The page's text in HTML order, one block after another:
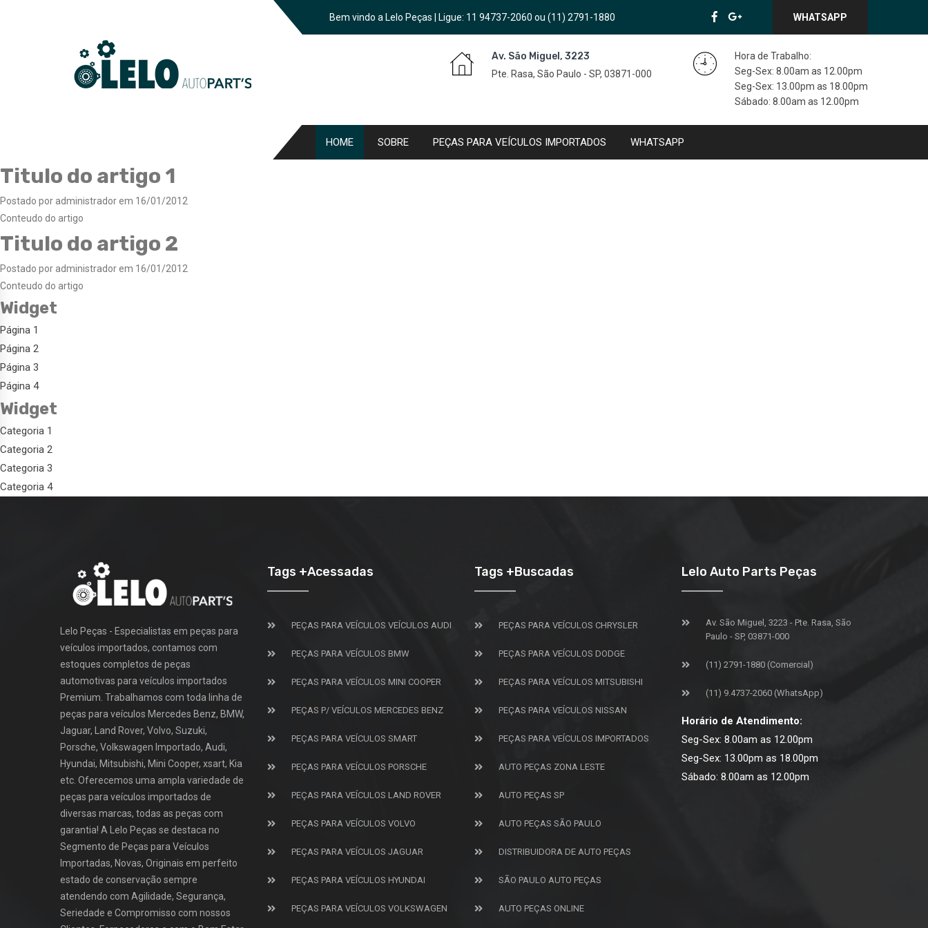
Bem vindo a Lelo Peças | Ligue: 11 94737-2060 ou (11) 2791-1880 WHATSAPP
Av. São Miguel, 3223
Pte. Rasa, São Paulo - SP, 03871-000
Hora de Trabalho:
Seg-Sex: 8.00am as 12.00pm
Seg-Sex: 13.00pm as 18.00pm
Sábado: 8.00am as 12.00pm
HOME SOBRE PEÇAS PARA VEÍCULOS IMPORTADOS WHATSAPP
Titulo do artigo 1
Postado por administrador em 16/01/2012
Conteudo do artigo
Titulo do artigo 2
Postado por administrador em 16/01/2012
Conteudo do artigo
Widget
Página 1
Página 2
Página 3
Página 4
Widget
Categoria 1
Categoria 2
Categoria 3
Categoria 4
Lelo Peças - Especialistas em peças para
veículos importados, contamos com
estoques completos de peças
automotivas para veículos importados
Premium. Trabalhamos com toda linha de
peças para veículos Mercedes Benz, BMW,
Jaguar, Land Rover, Volvo, Suzuki,
Porsche, Volkswagen Importado, Audi,
Hyundai, Mitsubishi, Mini Cooper, xsart, Kia
etc. Oferecemos uma ampla variedade de
peças para veículos importados de
diversas marcas, todas as peças com
garantia! A Lelo Peças se destaca no
Segmento de Peças para Veículos
Importadas, Novas, Originais em perfeito
estado de conservação sempre
atendendo com Agilidade, Segurança,
Seriedade e Compromisso com nossos
Tags +Acessadas
PEÇAS PARA VEÍCULOS VEÍCULOS AUDI
PEÇAS PARA VEÍCULOS BMW
PEÇAS PARA VEÍCULOS MINI COOPER
PEÇAS P/ VEÍCULOS MERCEDES BENZ
PEÇAS PARA VEÍCULOS SMART
PEÇAS PARA VEÍCULOS PORSCHE
PEÇAS PARA VEÍCULOS LAND ROVER
PEÇAS PARA VEÍCULOS VOLVO
PEÇAS PARA VEÍCULOS JAGUAR
PEÇAS PARA VEÍCULOS HYUNDAI
PEÇAS PARA VEÍCULOS VOLKSWAGEN
Tags +Buscadas
PEÇAS PARA VEÍCULOS CHRYSLER
PEÇAS PARA VEÍCULOS DODGE
PEÇAS PARA VEÍCULOS MITSUBISHI
PEÇAS PARA VEÍCULOS NISSAN
PEÇAS PARA VEÍCULOS IMPORTADOS
AUTO PEÇAS ZONA LESTE
AUTO PEÇAS SP
AUTO PEÇAS SÃO PAULO
DISTRIBUIDORA DE AUTO PEÇAS
SÃO PAULO AUTO PEÇAS
AUTO PEÇAS ONLINE
Lelo Auto Parts Peças
Av. São Miguel, 3223 - Pte. Rasa, São
Paulo - SP, 03871-000
(11) 2791-1880 (Comercial)
(11) 9.4737-2060 (WhatsApp)
Horário de Atendimento:
Seg-Sex: 8.00am as 12.00pm
Seg-Sex: 13.00pm as 18.00pm
Sábado: 8.00am as 12.00pm